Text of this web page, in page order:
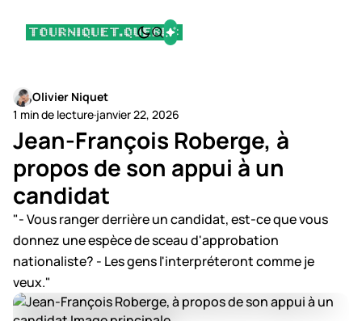
Olivier Niquet
1 min de lecture·janvier 22, 2026
Jean-François Roberge, à
propos de son appui à un
candidat
"- Vous ranger derrière un candidat, est-ce que vous
donnez une espèce de sceau d'approbation
nationaliste? - Les gens l'interpréteront comme je
veux."